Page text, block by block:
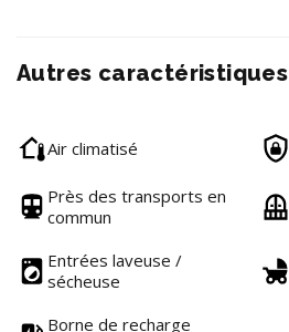
Autres caractéristiques
Air climatisé
Près des transports en
commun
Entrées laveuse /
sécheuse
Borne de recharge